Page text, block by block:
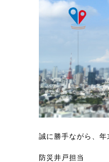
誠に勝手ながら、
防災井戸担当